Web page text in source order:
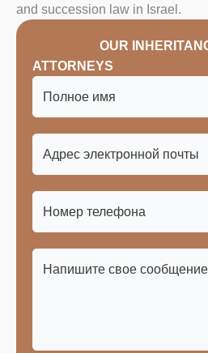
and succession law in Israel.
OUR
ATTORNEYS